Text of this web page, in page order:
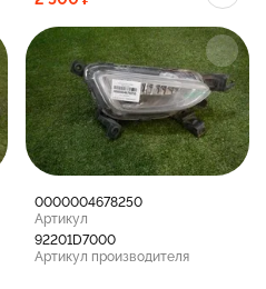
0000004678250
Артикул
92201D7000
Артикул производителя